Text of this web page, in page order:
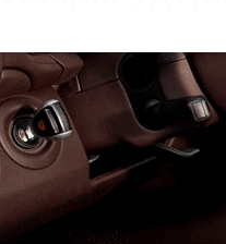
для
BMW 8